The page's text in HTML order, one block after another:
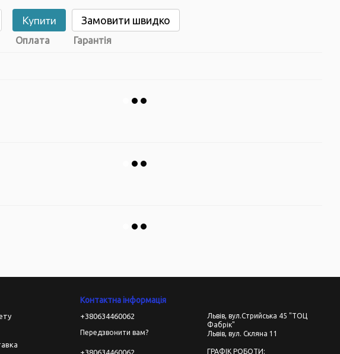
Купити Замовити швидко
Оплата Гарантія
Контактна інформація
+380634460062
Передзвонити вам?
Львів, вул.Стрийська 45 "ТОЦ
Фабрік"
Львів, вул. Скляна 11
ГРАФІК РОБОТИ: